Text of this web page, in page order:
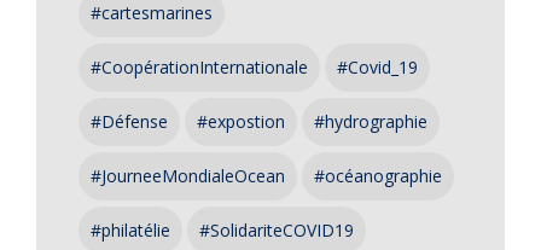
#cartesmarines
#CoopérationInternationale #Covid_19
#Défense #expostion #hydrographie
#JourneeMondialeOcean #océanographie
#philatélie #SolidariteCOVID19